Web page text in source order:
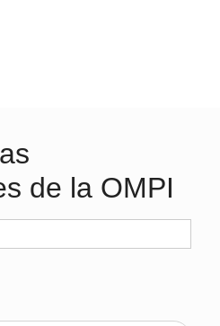
de la OMPI